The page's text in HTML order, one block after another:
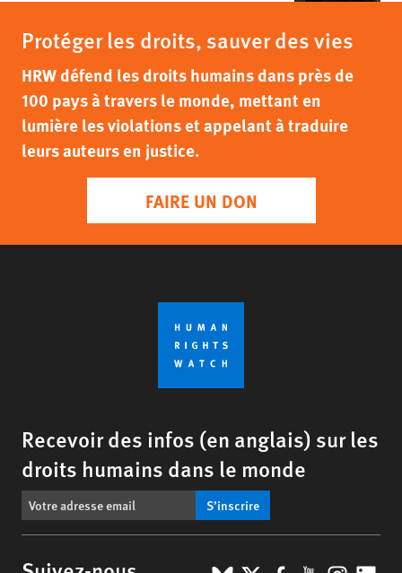
Protéger les droits, sauver des vies
HRW défend les droits humains dans près de
100 pays à travers le monde, mettant en
lumière les violations et appelant à traduire
leurs auteurs en justice.
FAIRE UN DON
Recevoir des infos (en anglais) sur les
droits humains dans le monde
S’inscrire